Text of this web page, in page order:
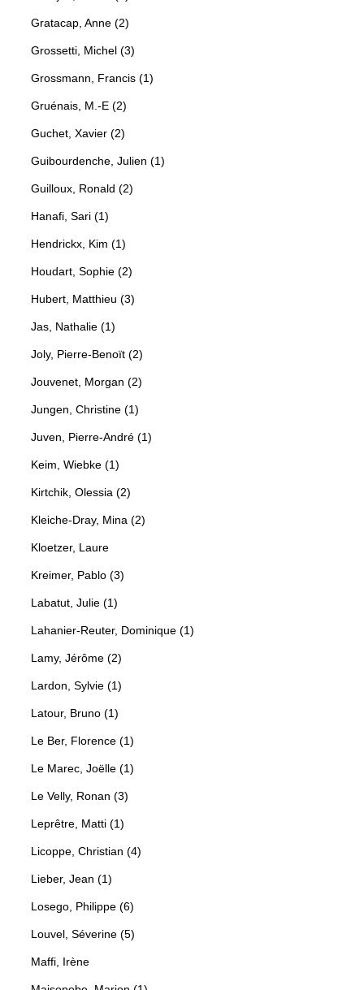
Gratacap, Anne (2)
Grossetti, Michel (3)
Grossmann, Francis (1)
Gruénais, M.-E (2)
Guchet, Xavier (2)
Guibourdenche, Julien (1)
Guilloux, Ronald (2)
Hanafi, Sari (1)
Hendrickx, Kim (1)
Houdart, Sophie (2)
Hubert, Matthieu (3)
Jas, Nathalie (1)
Joly, Pierre-Benoït (2)
Jouvenet, Morgan (2)
Jungen, Christine (1)
Juven, Pierre-André (1)
Keim, Wiebke (1)
Kirtchik, Olessia (2)
Kleiche-Dray, Mina (2)
Kloetzer, Laure
Kreimer, Pablo (3)
Labatut, Julie (1)
Lahanier-Reuter, Dominique (1)
Lamy, Jérôme (2)
Lardon, Sylvie (1)
Latour, Bruno (1)
Le Ber, Florence (1)
Le Marec, Joëlle (1)
Le Velly, Ronan (3)
Leprêtre, Matti (1)
Licoppe, Christian (4)
Lieber, Jean (1)
Losego, Philippe (6)
Louvel, Séverine (5)
Maffi, Irène